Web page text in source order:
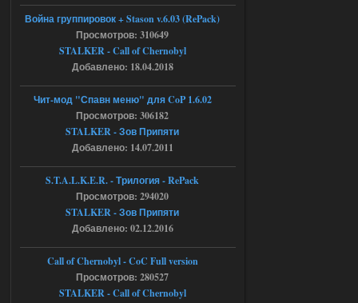
[error]Line : 75
[error]Description :
[CScriptEngine::lua_pcall_failed]: ... -
chernobyl\gamedata\scripts\xr_camper.sc
ript:510: attempt to index local 'manager'
(a nil value)
Вылет после захода в Припять.
05.08.2026
Скованные одной цепью
18:37
r4908778
с избавлением от баласта,
доходяга.
Путь во мгле + GUNSLINGER mod
Stalker-Mods-Clan-su
Война группировок + Stason v.6.03 (RePack)
Просмотров: 310649
STALKER - Call of Chernobyl
Добавлено: 18.04.2018
Чит-мод "Спавн меню" для CoP 1.6.02
Просмотров: 306182
STALKER - Зов Припяти
Добавлено: 14.07.2011
S.T.A.L.K.E.R. - Трилогия - RePack
Просмотров: 294020
STALKER - Зов Припяти
Добавлено: 02.12.2016
Call of Chernobyl - CoC Full version
Просмотров: 280527
STALKER - Call of Chernobyl